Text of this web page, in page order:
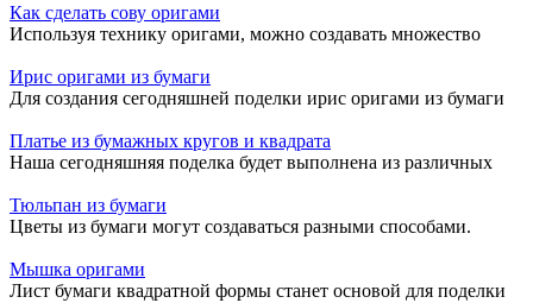
Как сделать сову оригами
Используя технику оригами, можно создавать множество
Ирис оригами из бумаги
Для создания сегодняшней поделки ирис оригами из бумаги
Платье из бумажных кругов и квадрата
Наша сегодняшняя поделка будет выполнена из различных
Тюльпан из бумаги
Цветы из бумаги могут создаваться разными способами.
Мышка оригами
Лист бумаги квадратной формы станет основой для поделки